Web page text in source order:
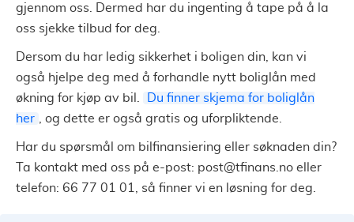
gjennom oss. Dermed har du ingenting å tape på å la
oss sjekke tilbud for deg.
Dersom du har ledig sikkerhet i boligen din, kan vi
også hjelpe deg med å forhandle nytt boliglån med
økning for kjøp av bil.
Du finner skjema for boliglån
her
, og dette er også gratis og uforpliktende.
Har du spørsmål om bilfinansiering eller søknaden din?
Ta kontakt med oss på e-post: post@tfinans.no eller
telefon: 66 77 01 01, så finner vi en løsning for deg.